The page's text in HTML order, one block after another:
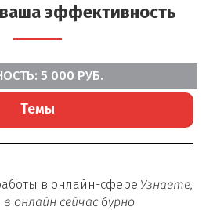
эффективность
5 000 РУБ.
Темы
в онлайн-сфере.Узнаете,
онлайн сейчас бурно